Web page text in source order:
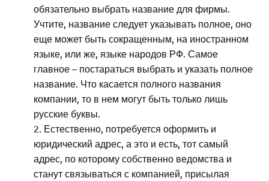
обязательно выбрать название для фирмы.
Учтите, название следует указывать полное, оно
еще может быть сокращенным, на иностранном
языке, или же, языке народов РФ. Самое
главное – постараться выбрать и указать полное
название. Что касается полного названия
компании, то в нем могут быть только лишь
русские буквы.
Естественно, потребуется оформить и
юридический адрес, а это и есть, тот самый
адрес, по которому собственно ведомства и
станут связываться с компанией, присылая